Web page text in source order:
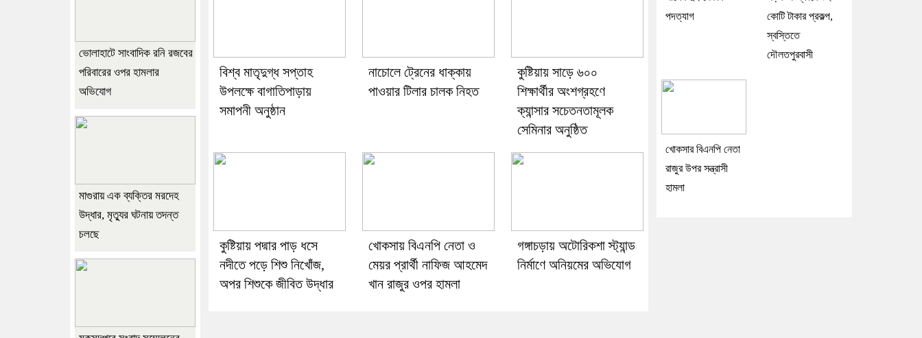
বিশ্ব মাতৃদুগ্ধ সপ্তাহ
উপলক্ষে বাগাতিপাড়ায়
সমাপনী অনুষ্ঠান
নাচোলে ট্রেনের ধাক্কায়
পাওয়ার টিলার চালক নিহত
কুষ্টিয়ায় সাড়ে ৬০০
শিক্ষার্থীর অংশগ্রহণে
ক্যান্সার সচেতনতামূলক
সেমিনার অনুষ্ঠিত
কুষ্টিয়ায় পদ্মার পাড় ধসে
নদীতে পড়ে শিশু নিখোঁজ,
অপর শিশুকে জীবিত উদ্ধার
খোকসায় বিএনপি নেতা ও
মেয়র প্রার্থী নাফিজ আহমেদ
খান রাজুর ওপর হামলা
গঙ্গাচড়ায় অটোরিকশা স্ট্যান্ড
নির্মাণে অনিয়মের অভিযোগ
ভোলাহাটে সাংবাদিক রনি রজবের
পরিবারের ওপর হামলার
অভিযোগ
মাগুরায় এক ব্যক্তির মরদেহ
উদ্ধার, মৃত্যুর ঘটনায় তদন্ত
চলছে
পদত্যাগ
কোটি টাকার প্রকল্প,
স্বস্তিতে
দৌলতপুরবাসী
খোকসার বিএনপি নেতা
রাজুর উপর সন্ত্রাসী
হামলা